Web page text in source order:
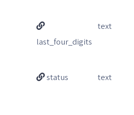
last_four_digits
text
status
text